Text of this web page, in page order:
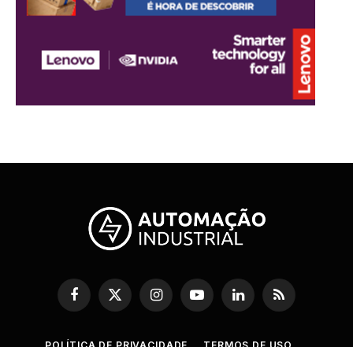
Facebook
X
(Twitter)
InstagramYouTubeLinkedInRSS